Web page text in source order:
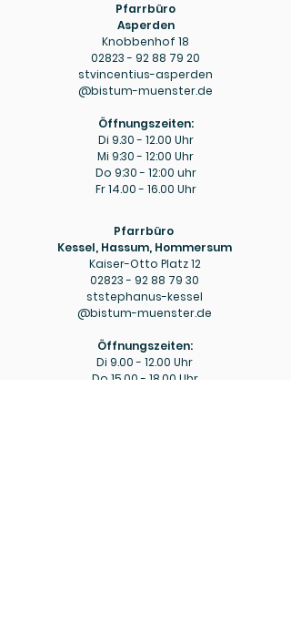
Pfarrbüro
Asperden
Knobbenhof 18
02823 - 92 88 79 20
stvincentius-asperden
@bistum-muenster.de
Öffnungszeiten:
Di 9.30 - 12.00 Uhr
Mi 9:30 - 12:00 Uhr
Do 9:30 - 12:00 uhr
Fr14.00 - 16.00 Uhr
Pfarrbüro
Kessel, Hassum, Hommersum
Kaiser-Otto Platz 12
02823 - 92 88 79 30
ststephanus-kessel
@bistum-muenster.de
Öffnungszeiten:
Di 9.00 - 12.00 Uhr
Do 15.00 - 18.00 Uhr